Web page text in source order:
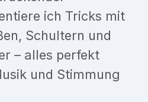
ich Tricks mit
Schultern und
– alles perfekt
und Stimmung